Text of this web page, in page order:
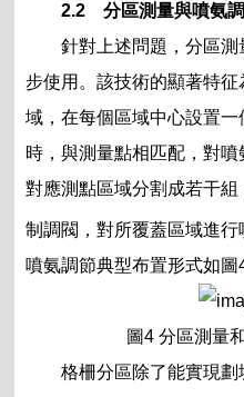
2.2 分區測量與噴氨
針對上述問題，分區
步使用。該技術的顯著特
域，在每個區域中心設置
時，與測量點相匹配，對
對應測點區域分割成若干
制調閥，對所覆蓋區域進行
噴氨調節典型布置形式如圖
圖4 分區測量
格柵分區除了能實現